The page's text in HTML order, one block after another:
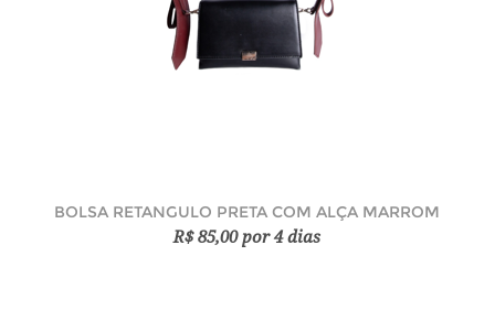
BOLSA RETANGULO PRETA COM ALÇA MARROM
R$ 85,00 por 4 dias